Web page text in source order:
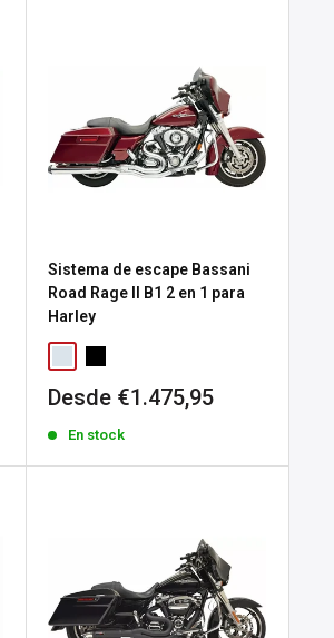
Sistema de escape Bassani
Road Rage II B1 2 en 1 para
Harley
Precio
venta
Desde €1.475,95
En stock